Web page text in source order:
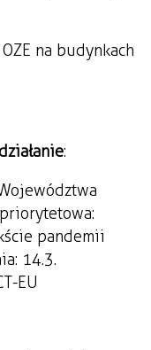
na budynkach
:
pandemii
14.3.
EU